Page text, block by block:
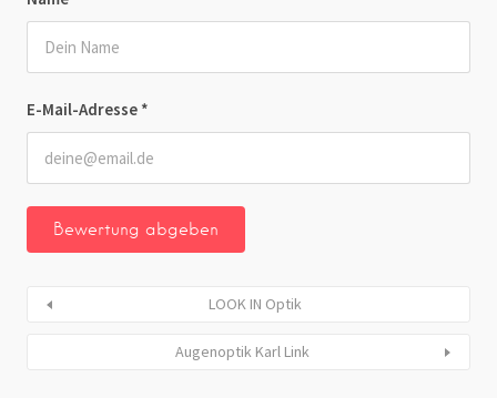
E-Mail-Adresse *
LOOK IN Optik
Augenoptik Karl Link